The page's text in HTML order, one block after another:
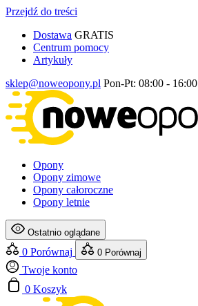
Przejdź do treści
Dostawa GRATIS
Centrum pomocy
Artykuły
sklep@noweopony.pl Pon-Pt: 08:00 - 16:00
Opony
Opony zimowe
Opony całoroczne
Opony letnie
Ostatnio oglądane
0 Porównaj 0 Porównaj
Twoje konto
0 Koszyk